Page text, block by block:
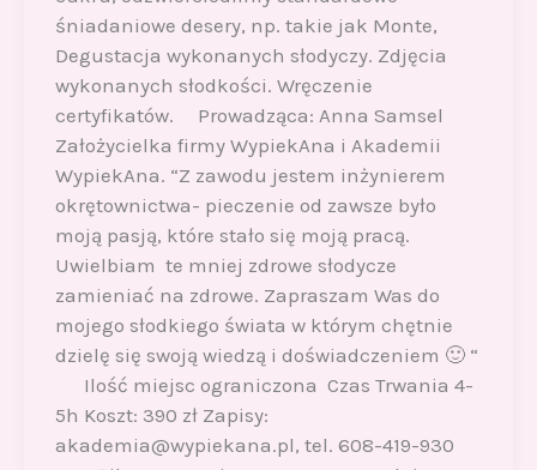
śniadaniowe desery, np. takie jak Monte,
Degustacja wykonanych słodyczy. Zdjęcia
wykonanych słodkości. Wręczenie
certyfikatów. Prowadząca: Anna Samsel
Założycielka firmy WypiekAna i Akademii
WypiekAna. “Z zawodu jestem inżynierem
okrętownictwa- pieczenie od zawsze było
moją pasją, które stało się moją pracą.
Uwielbiam te mniej zdrowe słodycze
zamieniać na zdrowe. Zapraszam Was do
mojego słodkiego świata w którym chętnie
dzielę się swoją wiedzą i doświadczeniem 🙂 “
Ilość miejsc ograniczona Czas Trwania 4-
5h Koszt: 390 zł Zapisy:
akademia@wypiekana.pl, tel. 608-419-930